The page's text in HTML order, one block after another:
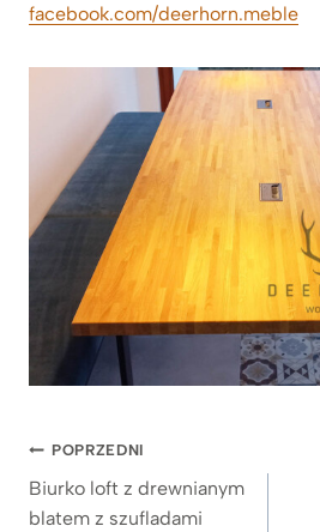
facebook.com/deerhorn.meble
Nawigacja
wpisu
POPRZEDNI
Biurko loft z drewnianym
blatem z szufladami